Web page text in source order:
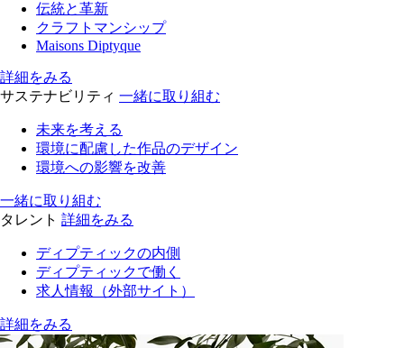
伝統と革新
クラフトマンシップ
Maisons Diptyque
詳細をみる
サステナビリティ 一緒に取り組む
未来を考える
環境に配慮した作品のデザイン
環境への影響を改善
一緒に取り組む
タレント 詳細をみる
ディプティックの内側
ディプティックで働く
求人情報（外部サイト）
詳細をみる